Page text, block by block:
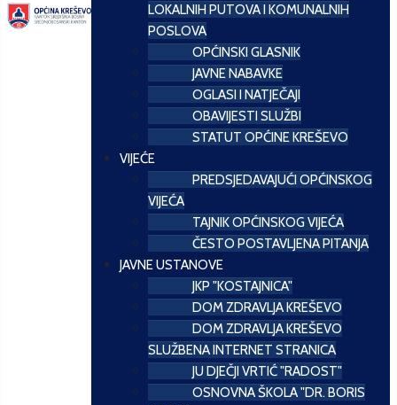
LOKALNIH PUTOVA I KOMUNALNIH
POSLOVA
OPĆINSKI GLASNIK
JAVNE NABAVKE
OGLASI I NATJEČAJI
OBAVIJESTI SLUŽBI
STATUT OPĆINE KREŠEVO
VIJEĆE
PREDSJEDAVAJUĆI OPĆINSKOG
VIJEĆA
TAJNIK OPĆINSKOG VIJEĆA
ČESTO POSTAVLJENA PITANJA
JAVNE USTANOVE
JKP "KOSTAJNICA"
DOM ZDRAVLJA KREŠEVO
DOM ZDRAVLJA KREŠEVO
SLUŽBENA INTERNET STRANICA
JU DJEČJI VRTIĆ "RADOST"
OSNOVNA ŠKOLA "DR. BORIS